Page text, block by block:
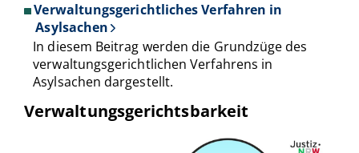
Verwaltungsgerichtliches Verfahren in
Asylsachen
In diesem Beitrag werden die Grundzüge des
verwaltungsgerichtlichen Verfahrens in
Asylsachen dargestellt.
Verwaltungsgerichtsbarkeit